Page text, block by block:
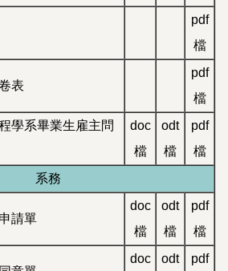
pdf
檔
表
pdf
檔
學系畢業生雇主問
doc
檔
odt
檔
pdf
檔
系務
請單
doc
檔
odt
檔
pdf
檔
doc
odt
pdf